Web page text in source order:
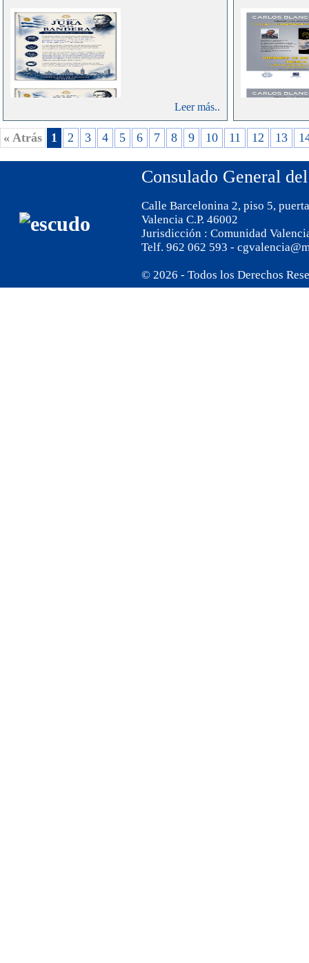
Leer más..
« Atrás 1 2 3 4 5 6 7 8 9 10 11 12 13
Consulado General
Calle Barcelonina 2, piso 5,
Valencia C.P. 46002
Jurisdicción : Comunidad
Telf. 962 062 593 -
© 2026 - Todos los Derechos